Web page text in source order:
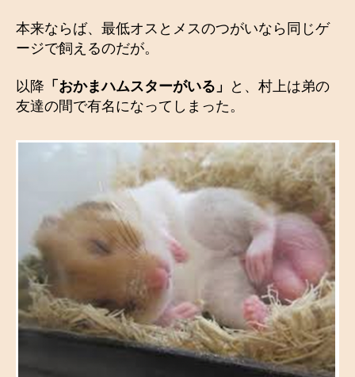
本来ならば、最低オスとメスのつがいなら同じゲ
ージで飼えるのだが。
以降 「おかまハムスターがいる」
と、村上は弟の
友達の間で有名になってしまった。